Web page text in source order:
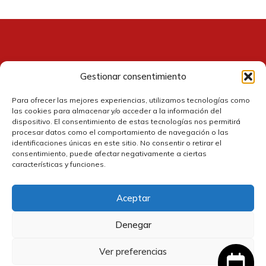
Gestionar consentimiento
Para ofrecer las mejores experiencias, utilizamos tecnologías como
las cookies para almacenar y/o acceder a la información del
dispositivo. El consentimiento de estas tecnologías nos permitirá
procesar datos como el comportamiento de navegación o las
identificaciones únicas en este sitio. No consentir o retirar el
consentimiento, puede afectar negativamente a ciertas
características y funciones.
Aceptar
Denegar
Ver preferencias
Contacto
31,99€